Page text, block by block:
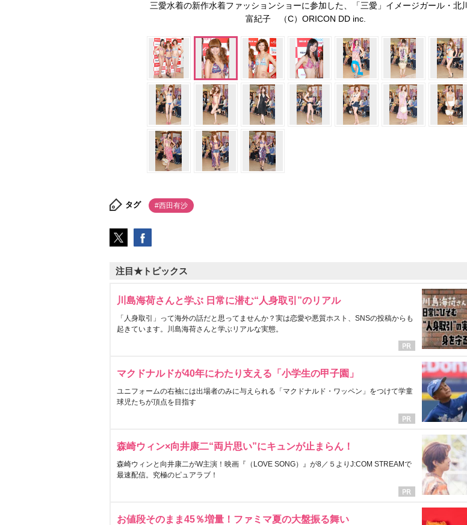
三愛水着の新作水着ファッションショーに参加した、「三愛」イメージガール・北川
富紀子 （C）ORICON DD inc.
タグ #西田有沙
注目★トピックス
川島海荷さんと学ぶ 日常に潜む“人身取引”のリアル
「人身取引」って海外の話だと思ってませんか？実は恋愛や悪質ホスト、SNSの投稿からも
起きています。川島海荷さんと学ぶリアルな実態。
マクドナルドが40年にわたり支える「小学生の甲子園」
ユニフォームの右袖には出場者のみに与えられる「マクドナルド・ワッペン」をつけて学童
球児たちが頂点を目指す
森崎ウィン×向井康二“両片思い”にキュンが止まらん！
森崎ウィンと向井康二がW主演！映画『（LOVE SONG）』が8／５よりJ:COM STREAMで
最速配信。究極のピュアラブ！
お値段そのまま45％増量！ファミマ夏の大盤振る舞い